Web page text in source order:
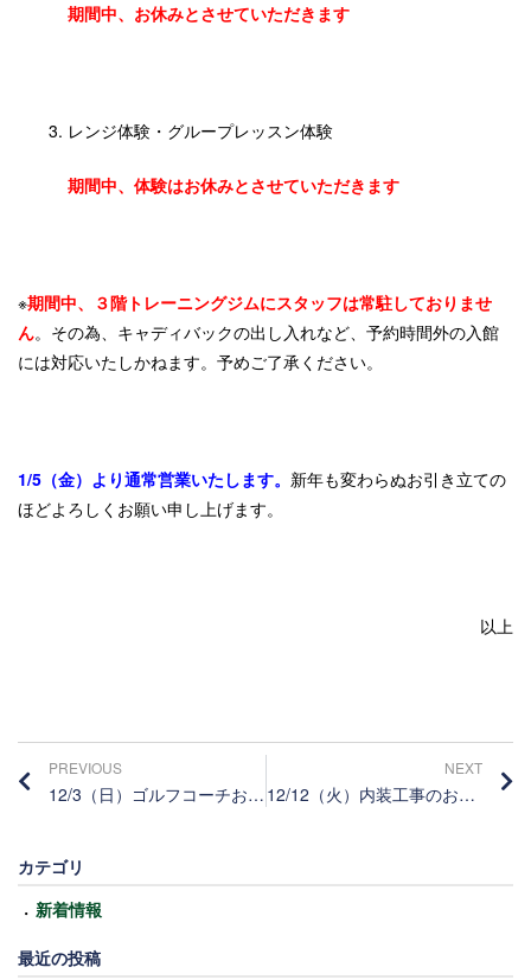
期間中、お休みとさせていただきます
レンジ体験・グループレッスン体験
期間中、体験はお休みとさせていただきます
※期間中、３階トレーニングジムにスタッフは常駐しておりませ
ん。その為、キャディバックの出し入れなど、予約時間外の入館
には対応いたしかねます。予めご了承ください。
1/5（金）より通常営業いたします。 新年も変わらぬお引き立ての
ほどよろしくお願い申し上げます。
以上
PREVIOUS
12/3（日）ゴルフコーチお休みのお知らせ
NEXT
12/12（火）内装工事のお知らせ
カテゴリ
新着情報
最近の投稿